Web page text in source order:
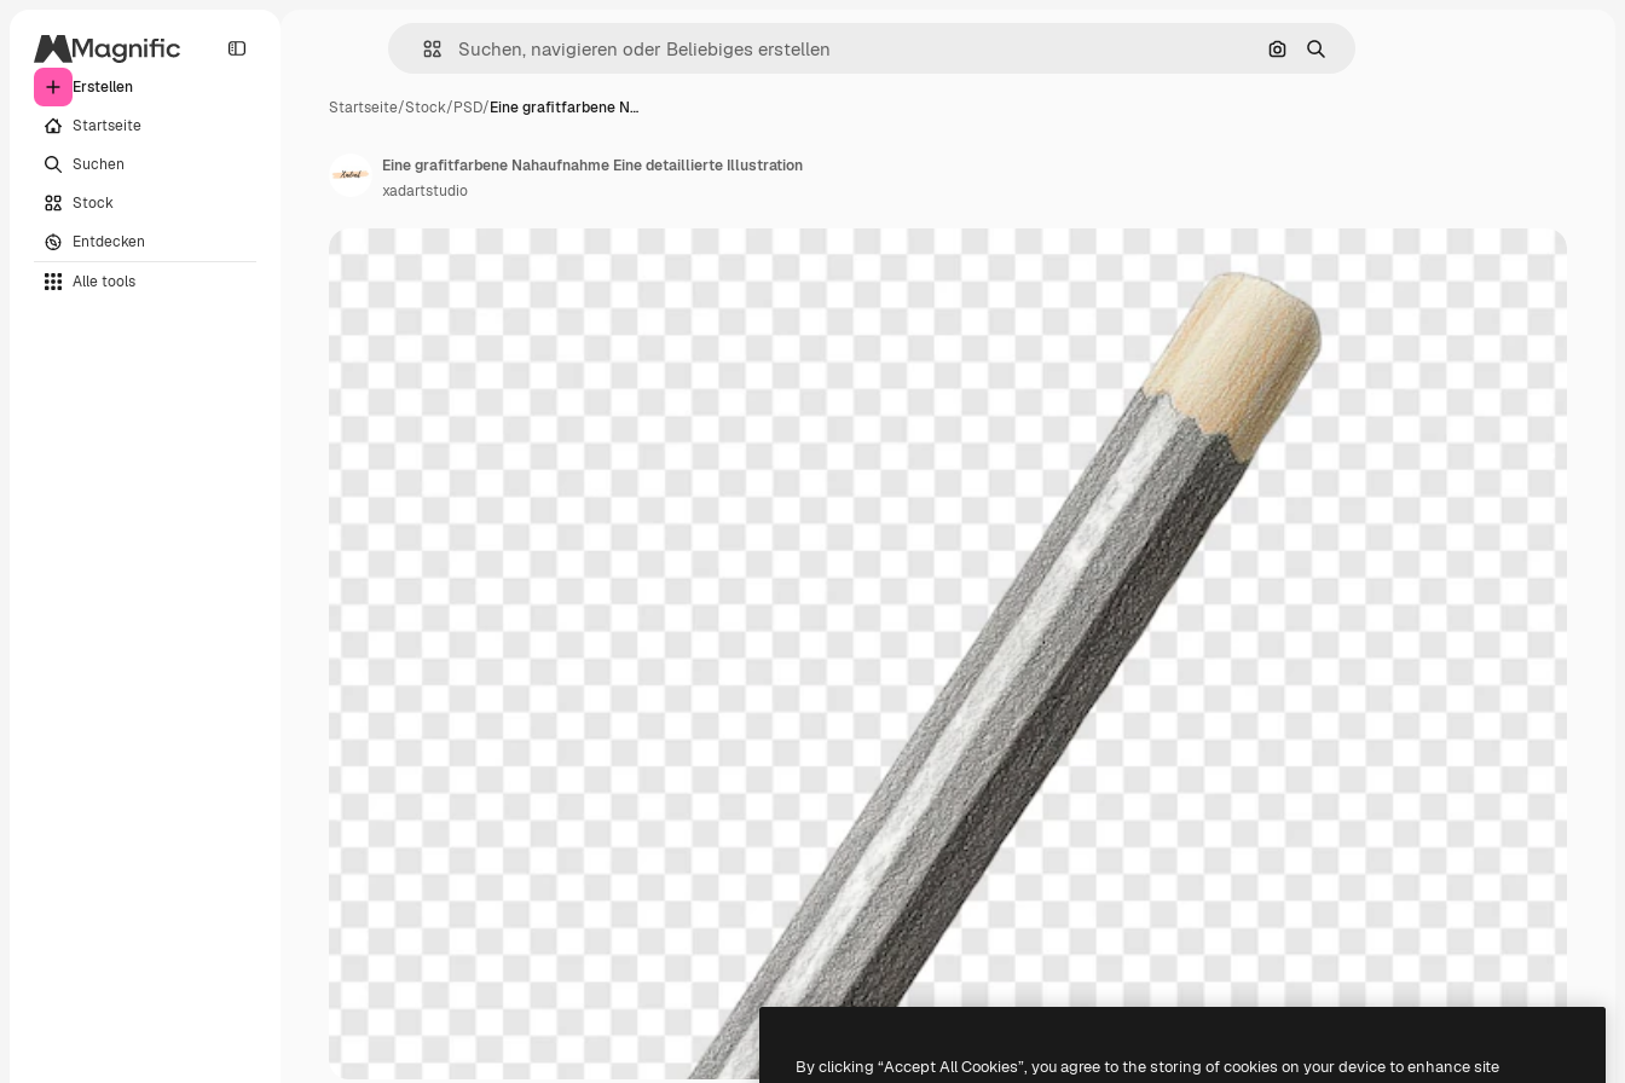
Erstellen
Startseite
Suchen
Stock
Entdecken
Alle tools
Nach Bild suchen
Suchen
Startseite/Stock/PSD/Eine grafitfarbene N…
Eine grafitfarbene Nahaufnahme Eine detaillierte Illustration
xadartstudio
By clicking “Accept All Cookies”, you agree to the storing of cookies on your device to enhance site